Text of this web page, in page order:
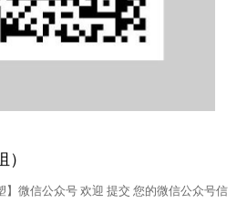
】微信公众号 欢迎 提交 您的微信公众号信